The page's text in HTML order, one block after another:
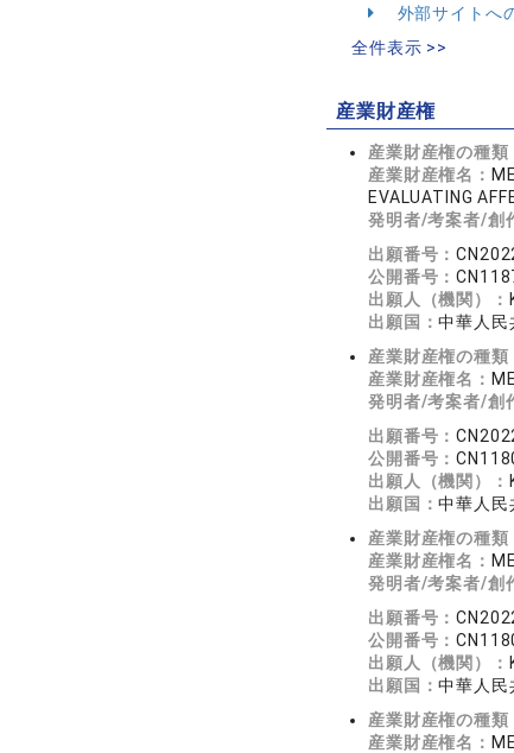
外部サイトへ
全件表示 >>
産業財産権
産業財産権の種類
産業財産権名：
EVALUATING
発明者/考案者/創
出願番号：
公開番号：
出願人（機関）：
出願国：中華人民
産業財産権の種類
産業財産権名：
発明者/考案者/創
出願番号：
公開番号：
出願人（機関）：
出願国：中華人民
産業財産権の種類
産業財産権名：
発明者/考案者/創
出願番号：
公開番号：
出願人（機関）：
出願国：中華人民
産業財産権の種類
産業財産権名：